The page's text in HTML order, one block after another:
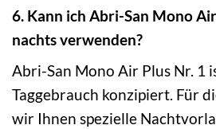
6. Kann ich Abri-San Mono
nachts verwenden?
Abri-San Mono Air Plus Nr. 1
Taggebrauch konzipiert. Für
wir Ihnen spezielle